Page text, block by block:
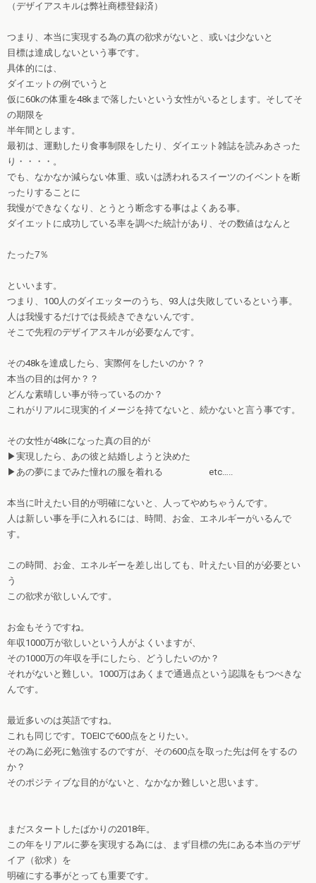
（デザイアスキルは弊社商標登録済）
つまり、本当に実現する為の真の欲求がないと、或いは少ないと
目標は達成しないという事です。
具体的には、
ダイエットの例でいうと
仮に60kの体重を48kまで落したいという女性がいるとします。そしてそ
の期限を
半年間とします。
最初は、運動したり食事制限をしたり、ダイエット雑誌を読みあさった
り・・・・。
でも、なかなか減らない体重、或いは誘われるスイーツのイベントを断
ったりすることに
我慢ができなくなり、とうとう断念する事はよくある事。
ダイエットに成功している率を調べた統計があり、その数値はなんと
たった7％
といいます。
つまり、100人のダイエッターのうち、93人は失敗しているという事。
人は我慢するだけでは長続きできないんです。
そこで先程のデザイアスキルが必要なんです。
その48kを達成したら、実際何をしたいのか？？
本当の目的は何か？？
どんな素晴しい事が待っているのか？
これがリアルに現実的イメージを持てないと、続かないと言う事です。
その女性が48kになった真の目的が
▶︎実現したら、あの彼と結婚しようと決めた
▶︎あの夢にまでみた憧れの服を着れる etc…..
本当に叶えたい目的が明確にないと、人ってやめちゃうんです。
人は新しい事を手に入れるには、時間、お金、エネルギーがいるんで
す。
この時間、お金、エネルギーを差し出しても、叶えたい目的が必要とい
う
この欲求が欲しいんです。
お金もそうですね。
年収1000万が欲しいという人がよくいますが、
その1000万の年収を手にしたら、どうしたいのか？
それがないと難しい。1000万はあくまで通過点という認識をもつべきな
んです。
最近多いのは英語ですね。
これも同じです。TOEICで600点をとりたい。
その為に必死に勉強するのですが、その600点を取った先は何をするの
か？
そのポジティブな目的がないと、なかなか難しいと思います。
まだスタートしたばかりの2018年。
この年をリアルに夢を実現する為には、まず目標の先にある本当のデザ
イア（欲求）を
明確にする事がとっても重要です。